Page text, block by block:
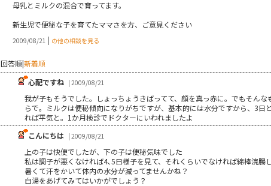
母乳とミルクの混合で育ってます。
新生児で便秘な子を育てたママさを方、ご意見ください
2009/08/21 | の他の相談を見る
回答順|新着順
心配ですね | 2009/08/21
我が子もそうでした。しょっちょうきばってて、顔を真っ赤に。でもそん
らで。ミルクは便秘傾向になりがちですが、基本的には水分ですから、3
れば平気と。1か月検診でドクターにいわれましたよ
こんにちは | 2009/08/21
上の子は快便でしたが、下の子は便秘気味でした
私は調子が悪くなければ4､5日様子を見て、それくらいでなければ綿棒浣腸
暑くて汗をかいて体内の水分が減ってませんかね？
白湯をあげてみてはいかがでしょう？